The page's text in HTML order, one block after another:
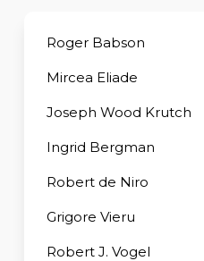
Roger Babson
Mircea Eliade
Joseph Wood Krutch
Ingrid Bergman
Robert de Niro
Grigore Vieru
Robert J. Vogel